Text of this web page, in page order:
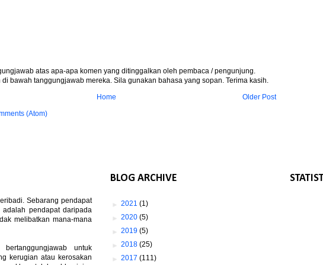
atas apa-apa komen yang ditinggalkan oleh pembaca / pengunjung.
bawah tanggungjawab mereka. Sila gunakan bahasa yang sopan. Terima kasih.
Older Post
Home
(Atom)
Sebarang pendapat
pendapat daripada
melibatkan mana-mana
untuk
kerugian atau kerosakan
BLOG ARCHIVE
► 2021 (1)
► 2020 (5)
► 2019 (5)
► 2018 (25)
► 2017 (111)